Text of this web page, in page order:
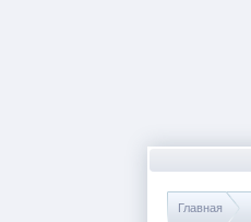
Главная